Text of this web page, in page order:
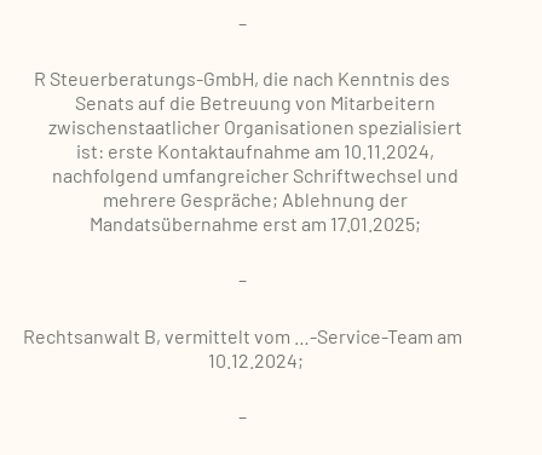
–
R Steuerberatungs-GmbH, die nach Kenntnis des
Senats auf die Betreuung von Mitarbeitern
zwischenstaatlicher Organisationen spezialisiert
ist: erste Kontaktaufnahme am 10.11.2024,
nachfolgend umfangreicher Schriftwechsel und
mehrere Gespräche; Ablehnung der
Mandatsübernahme erst am 17.01.2025;
–
Rechtsanwalt B, vermittelt vom …-Service-Team am
10.12.2024;
–